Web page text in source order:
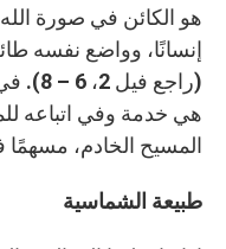
إنسانًا، وواضع نفسه
(راجع
هي خدمة وفي اتباعه
المسيح الخادم،
طبيعة الشماسية